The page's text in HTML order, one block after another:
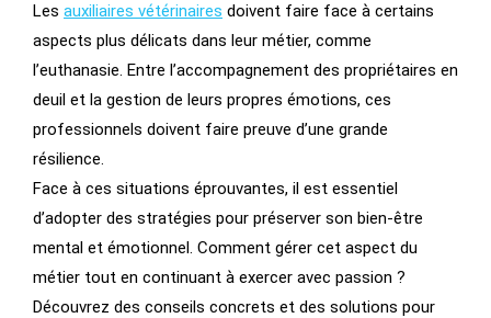
Les auxiliaires vétérinaires doivent faire face à certains
aspects plus délicats dans leur métier, comme
l’euthanasie. Entre l’accompagnement des propriétaires en
deuil et la gestion de leurs propres émotions, ces
professionnels doivent faire preuve d’une grande
résilience.
Face à ces situations éprouvantes, il est essentiel
d’adopter des stratégies pour préserver son bien-être
mental et émotionnel. Comment gérer cet aspect du
métier tout en continuant à exercer avec passion ?
Découvrez des conseils concrets et des solutions pour